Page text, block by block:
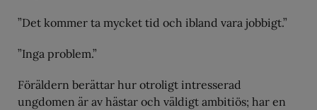
”Det kommer ta mycket tid och ibland vara jobbigt.”
”Inga problem.”
Föräldern berättar hur otroligt intresserad
ungdomen är av hästar och väldigt ambitiös; har en